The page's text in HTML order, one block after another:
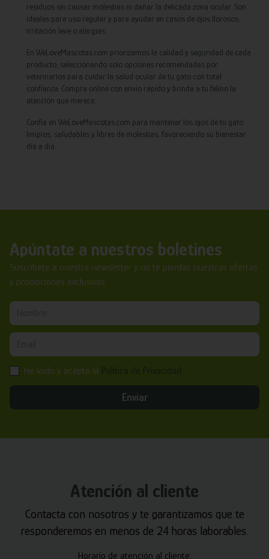
residuos sin causar molestias ni dañar la delicada zona ocular. Son
ideales para uso regular y para ayudar en casos de ojos llorosos,
irritación leve o alergias.
En WeLoveMascotas.com priorizamos la calidad y seguridad de cada
producto, seleccionando solo opciones recomendadas por
veterinarios para cuidar la salud ocular de tu gato con total
confianza. Compra online con envío rápido y brinda a tu felino la
atención que merece.
Confía en WeLoveMascotas.com para mantener los ojos de tu gato
limpios, saludables y libres de molestias, favoreciendo su bienestar
día a día.
Apúntate a nuestros boletines
Suscríbete a nuestra newsletter y no te pierdas nuestras ofertas
y promociones exclusivas.
He leído y acepto la
Enviar
Atención al cliente
Contacta con nosotros y te garantizamos que te
responderemos en menos de 24 horas laborables.
Horario de atención al cliente: